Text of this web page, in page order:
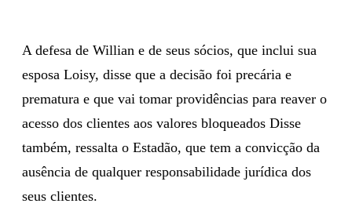
A defesa de Willian e de seus sócios, que inclui sua
esposa Loisy, disse que a decisão foi precária e
prematura e que vai tomar providências para reaver o
acesso dos clientes aos valores bloqueados Disse
também, ressalta o Estadão, que tem a convicção da
ausência de qualquer responsabilidade jurídica dos
seus clientes.